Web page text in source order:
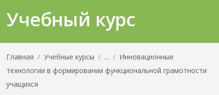
Учебный курс
Главная / Учебные курсы / ... / Инновационные
технологии в формировании функциональной грамотности
учащихся